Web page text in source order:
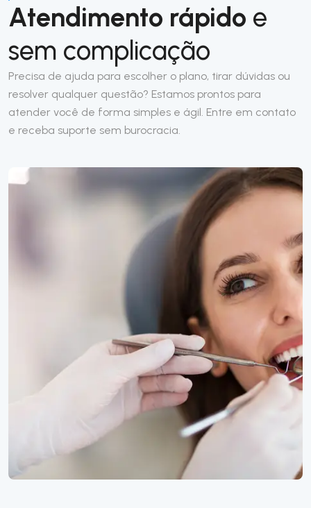
Atendimento rápido e
sem complicação
Precisa de ajuda para escolher o plano, tirar dúvidas ou
resolver qualquer questão? Estamos prontos para
atender você de forma simples e ágil. Entre em contato
e receba suporte sem burocracia.